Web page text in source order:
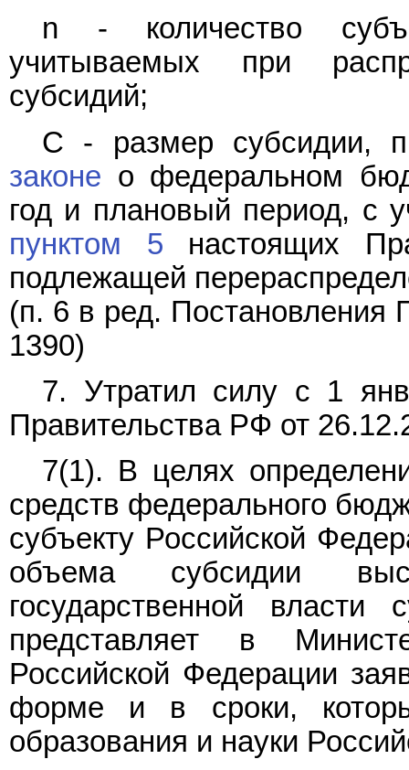
n - количество
учитываемых при
субсидий;
С - размер субсидии,
законе о федеральном
год и плановый период, с
пунктом 5 настоящих
подлежащей
(п. 6 в ред. Постановления
1390)
7. Утратил силу с 1
Правительства РФ от
7(1). В целях
средств федерального
субъекту Российской
объема субсидии
государственной власти
представляет в
Российской Федерации
форме и в сроки,
образования и науки